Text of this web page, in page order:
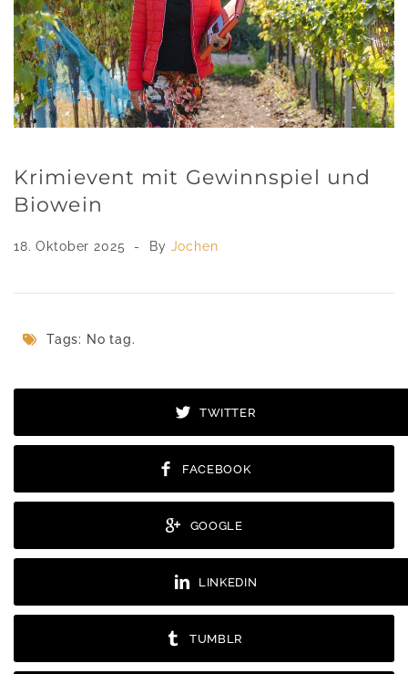
Krimievent mit Gewinnspiel und
Biowein
18. Oktober 2025 By Jochen
Tags: No tag.
TWITTER
FACEBOOK
GOOGLE
LINKEDIN
TUMBLR